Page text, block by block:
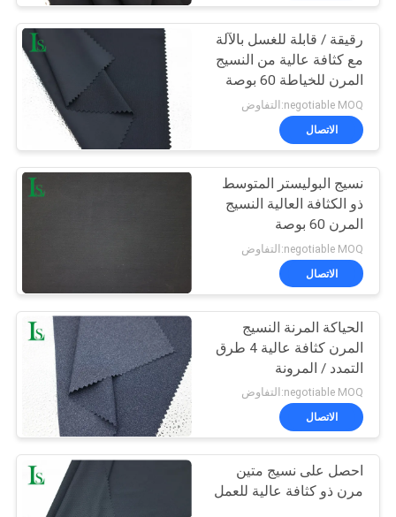
جولة
المعمل
مراقبة
الجودة
اتصل
أخبار
اطلب
اقتباس
خريطة
رقيقة / قابلة للغسل بالآلة
مع كثافة عالية من النسيج
المرن للخياطة 60 بوصة
لسهولة الرعاية
negotiable MOQ:التفاوض
الاتصال
نسيج البوليستر المتوسط
ذو الكثافة العالية النسيج
المرن 60 بوصة
negotiable MOQ:التفاوض
الاتصال
الحياكة المرنة النسيج
المرن كثافة عالية 4 طرق
التمدد / المرونة
negotiable MOQ:التفاوض
الاتصال
احصل على نسيج متين
مرن ذو كثافة عالية للعمل